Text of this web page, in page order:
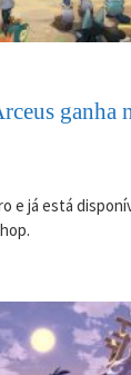
ganha
e já está